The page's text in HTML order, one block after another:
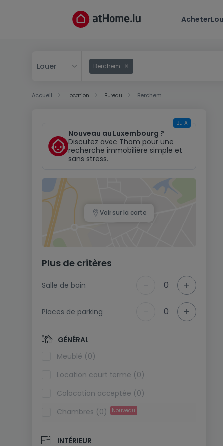
Acheter
Louer Berchem
Accueil Location Bureau Berchem
Nouveau au Luxembourg ?
Discutez avec Thom pour une
recherche immobilière simple et
sans stress.
BÊTA
Voir sur la carte
Plus de critères
Salle de bain 0 +
Places de parking 0 +
GÉNÉRAL
Meublé (0)
Location court terme (0)
Colocation acceptée (0)
Chambres (0)
Nouveau
INTÉRIEUR